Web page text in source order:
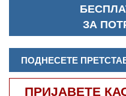
ЗА
ПОДНЕСЕТЕ
ПРИЈАВЕТЕ